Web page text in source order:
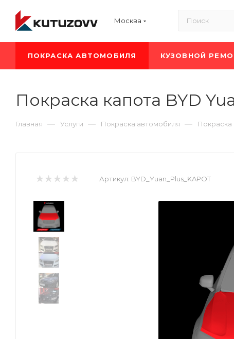
Москва
ПОКРАСКА АВТОМОБИЛЯ КУЗОВНОЙ
Покраска капота BYD
Главная — Услуги — Покраска автомобиля — Покраска
Артикул: BYD_Yuan_Plus_KAPOT